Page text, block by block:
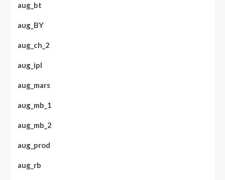
aug_bt
aug_BY
aug_ch_2
aug_ipl
aug_mars
aug_mb_1
aug_mb_2
aug_prod
aug_rb